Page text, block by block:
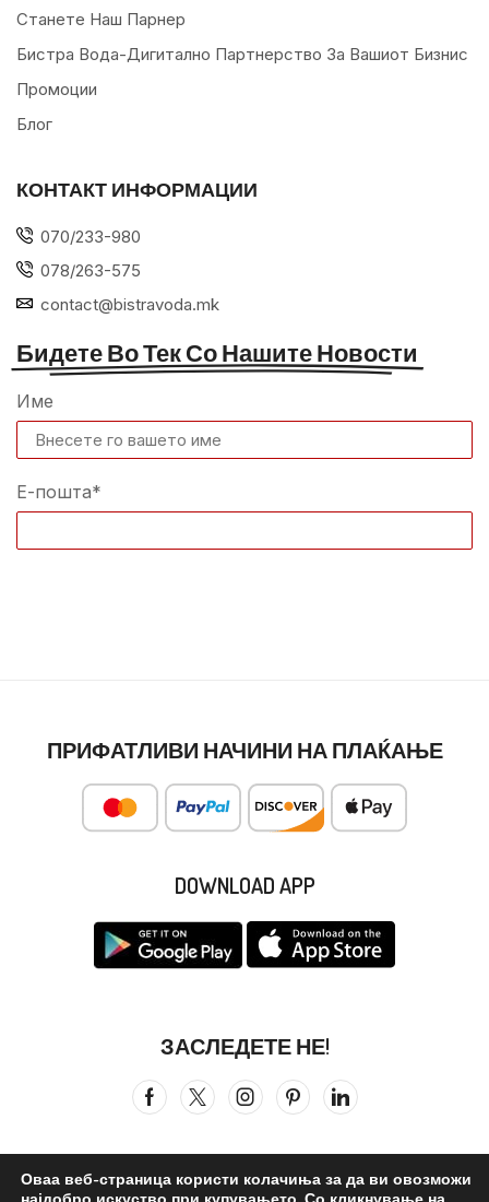
Станете Наш Парнер
Бистра Вода-Дигитално Партнерство За Вашиот Бизнис
Промоции
Блог
КОНТАКТ ИНФОРМАЦИИ
070/233-980
078/263-575
contact@bistravoda.mk
Бидете Во Тек Со Нашите Новости
Име
Е-пошта*
ПРИФАТЛИВИ НАЧИНИ НА ПЛАЌАЊЕ
DOWNLOAD APP
ЗАСЛЕДЕТЕ НЕ!
Оваа веб-страница користи колачиња за да ви овозможи